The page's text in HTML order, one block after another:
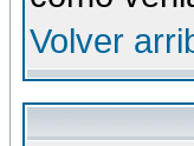
Volver